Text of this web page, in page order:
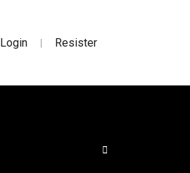
Login | Resister